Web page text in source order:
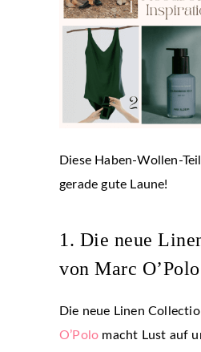
Diese Haben-Wollen-
gerade gute Laune!
1. Die neue
von Marc O’Polo
Die neue Linen
O’Polo macht Lust auf